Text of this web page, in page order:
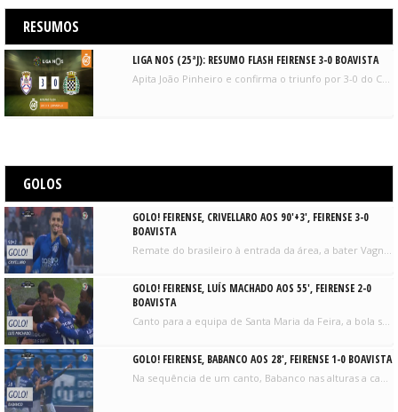
RESUMOS
LIGA NOS (25ªJ): RESUMO FLASH FEIRENSE 3-0 BOAVISTA
Apita João Pinheiro e confirma o triunfo por 3-0 do CD Feirense frente ao Boavista FC, resultado que permite à equipa de Nuno Manta Santos sair provisoriamente dos lugares de despromoção.
GOLOS
GOLO! FEIRENSE, CRIVELLARO AOS 90'+3', FEIRENSE 3-0
BOAVISTA
Remate do brasileiro à entrada da área, a bater Vagner. Já tinha tentado antes, Crivellaro marca quase ao cair do pano.
GOLO! FEIRENSE, LUÍS MACHADO AOS 55', FEIRENSE 2-0
BOAVISTA
Canto para a equipa de Santa Maria da Feira, a bola sobra para Luís Machado que atira de primeira e em arco, a fazer o 2-0.
GOLO! FEIRENSE, BABANCO AOS 28', FEIRENSE 1-0 BOAVISTA
Na sequência de um canto, Babanco nas alturas a cabecear e coloca a bola no fundo das redes. Está feito o primeiro da tarde.